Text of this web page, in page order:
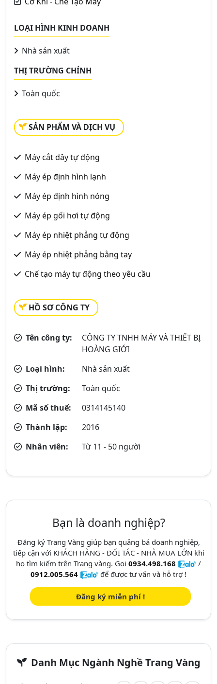
LOẠI HÌNH KINH DOANH
Nhà sản xuất
THỊ TRƯỜNG CHÍNH
Toàn quốc
SẢN PHẨM VÀ DỊCH VỤ
Máy cắt dây tự động
Máy ép định hình lạnh
Máy ép định hình nóng
Máy ép gối hơi tự động
Máy ép nhiệt phẳng tự động
Máy ép nhiệt phẳng bằng tay
Chế tạo máy tự động theo yêu cầu
HỒ SƠ CÔNG TY
Tên công ty:
CÔNG TY TNHH MÁY VÀ THIẾT BỊ
HOÀNG GIỚI
Loại hình:
Nhà sản xuất
Thị trường:
Toàn quốc
Mã số thuế:
0314145140
Thành lập:
2016
Nhân viên:
Từ 11 - 50 người
Bạn là doanh nghiệp?
Đăng ký Trang Vàng giúp bạn quảng bá doanh nghiệp,
tiếp cận với KHÁCH HÀNG - ĐỐI TÁC - NHÀ MUA LỚN khi
họ tìm kiếm trên Trang vàng. Gọi 0934.498.168
/
0912.005.564
để được tư vấn và hỗ trợ !
Đăng ký miễn phí !
Danh Mục Ngành Nghề Trang Vàng